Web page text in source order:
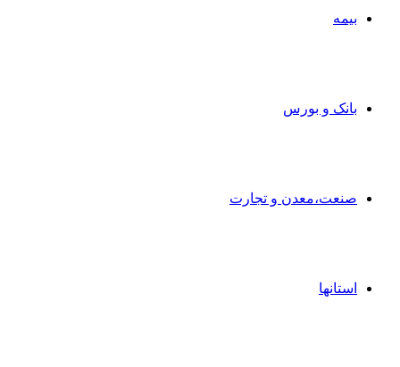
بیمه
بانک و بورس
صنعت،معدن و تجارت
استانها